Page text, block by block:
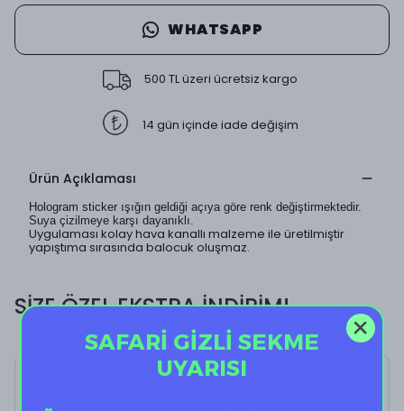
WHATSAPP
500 TL üzeri ücretsiz kargo
14 gün içinde iade değişim
Ürün Açıklaması
Hologram sticker ışığın geldiği açıya göre renk değiştirmektedir.
Suya çizilmeye karşı dayanıklı.
Uygulaması kolay hava kanallı malzeme ile üretilmiştir
yapıştıma sırasında balocuk oluşmaz.
SİZE ÖZEL EKSTRA İNDİRİM!
SAFARİ GİZLİ SEKME
UYARISI